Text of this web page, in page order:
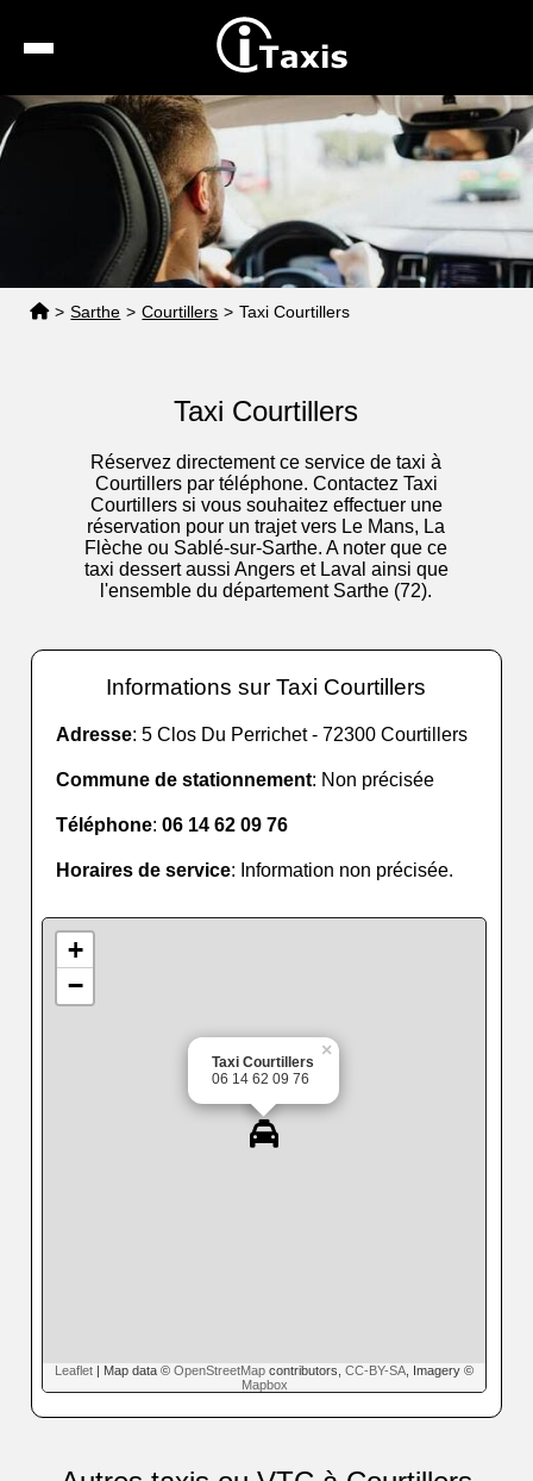
Recherche
Calcul de tarif
Taxis conventionnés
Espace pro
> Sarthe > Courtillers > Taxi Courtillers
Taxi Courtillers
Réservez directement ce service de taxi à
Courtillers par téléphone. Contactez Taxi
Courtillers si vous souhaitez effectuer une
réservation pour un trajet vers Le Mans, La
Flèche ou Sablé-sur-Sarthe. A noter que ce
taxi dessert aussi Angers et Laval ainsi que
l'ensemble du département Sarthe (72).
Informations sur Taxi Courtillers
Adresse: 5 Clos Du Perrichet - 72300 Courtillers
Commune de stationnement: Non précisée
Téléphone:06 14 62 09 76
Horaires de service: Information non précisée.
Taxi Courtillers
06 14 62 09 76
×
+
−
Leaflet | Map data © OpenStreetMap contributors, CC-BY-SA , Imagery ©
Mapbox